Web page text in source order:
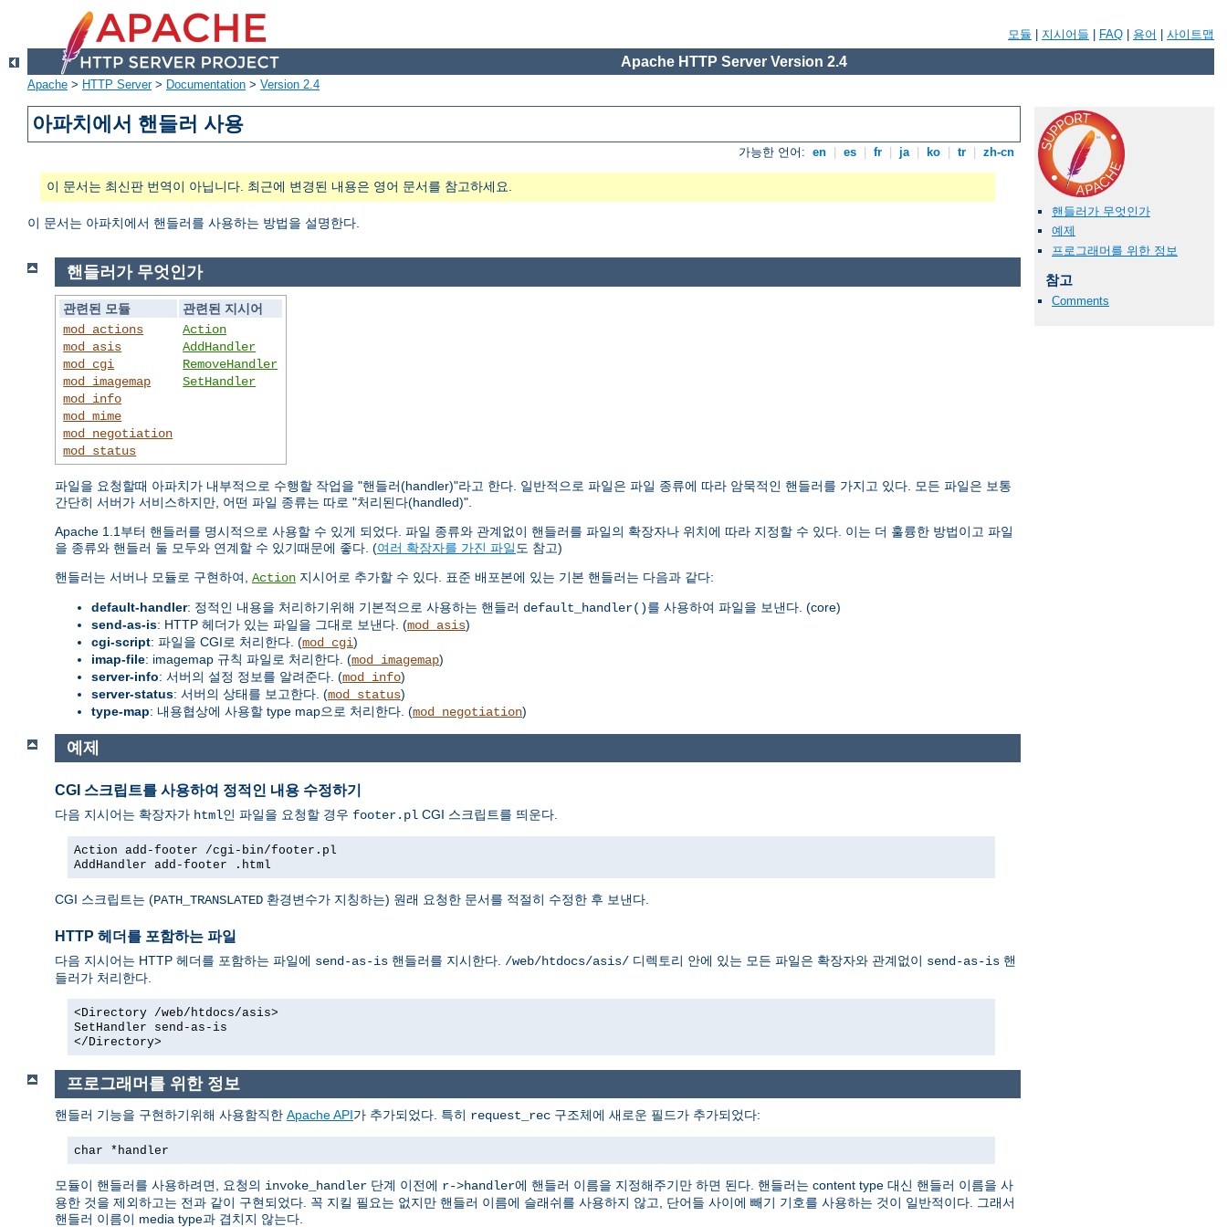
모듈 지시어들 FAQ 용어 사이트맵
Apache HTTP Server Version 2.4
Apache > HTTP Server> Documentation > Version 2.4
아파치에서 핸들러 사용
가능한 언어: en es fr ja ko tr zh-cn
이 문서는 최신판 번역이 아닙니다. 최근에 변경된 내용은 영어 문서를 참고하세요.
이 문서는 아파치에서 핸들러를 사용하는 방법을 설명한다.
핸들러가 무엇인가
예제
프로그래머를 위한 정보
참고
Comments
핸들러가 무엇인가
관련된 모듈
관련된 지시어
mod_actions
mod_asis
mod_cgi
mod_imagemap
mod_info
mod_mime
mod_negotiation
mod_status
Action
AddHandler
RemoveHandler
SetHandler
파일을 요청할때 아파치가 내부적으로 수행할 작업을 "핸들러(handler)"라고 한다. 일반적으로 파일은 파일 종류에 따라 암묵적인 핸들러를 가지고 있다. 모든 파일은 보통
간단히 서버가 서비스하지만, 어떤 파일 종류는 따로 "처리된다(handled)".
Apache 1.1부터 핸들러를 명시적으로 사용할 수 있게 되었다. 파일 종류와 관계없이 핸들러를 파일의 확장자나 위치에 따라 지정할 수 있다. 이는 더 훌륭한 방법이고 파일
을 종류와 핸들러 둘 모두와 연계할 수 있기때문에 좋다. (여러 확장자를 가진 파일 도 참고)
핸들러는 서버나 모듈로 구현하여, Action 지시어로 추가할 수 있다. 표준 배포본에 있는 기본 핸들러는 다음과 같다:
default-handler: 정적인 내용을 처리하기위해 기본적으로 사용하는 핸들러 default_handler()를 사용하여 파일을 보낸다. (core)
send-as-is: HTTP 헤더가 있는 파일을 그대로 보낸다. (mod_asis)
cgi-script: 파일을 CGI로 처리한다. (mod_cgi)
imap-file: imagemap 규칙 파일로 처리한다. (mod_imagemap)
server-info: 서버의 설정 정보를 알려준다. (mod_info)
server-status: 서버의 상태를 보고한다. (mod_status)
type-map: 내용협상에 사용할 type map으로 처리한다. (mod_negotiation)
예제
CGI 스크립트를 사용하여 정적인 내용 수정하기
다음 지시어는 확장자가 html인 파일을 요청할 경우 footer.pl CGI 스크립트를 띄운다.
Action add-footer /cgi-bin/footer.pl
AddHandler add-footer .html
CGI 스크립트는 (PATH_TRANSLATED 환경변수가 지칭하는) 원래 요청한 문서를 적절히 수정한 후 보낸다.
HTTP 헤더를 포함하는 파일
다음 지시어는 HTTP 헤더를 포함하는 파일에 send-as-is 핸들러를 지시한다. /web/htdocs/asis/ 디렉토리 안에 있는 모든 파일은 확장자와 관계없이 send-as-is 핸
들러가 처리한다.
<Directory /web/htdocs/asis>
SetHandler send-as-is
</Directory>
프로그래머를 위한 정보
핸들러 기능을 구현하기위해 사용함직한 Apache API가 추가되었다. 특히 request_rec 구조체에 새로운 필드가 추가되었다:
char *handler
모듈이 핸들러를 사용하려면, 요청의 invoke_handler 단계 이전에 r->handler에 핸들러 이름을 지정해주기만 하면 된다. 핸들러는 content type 대신 핸들러 이름을 사
용한 것을 제외하고는 전과 같이 구현되었다. 꼭 지킬 필요는 없지만 핸들러 이름에 슬래쉬를 사용하지 않고, 단어들 사이에 빼기 기호를 사용하는 것이 일반적이다. 그래서
핸들러 이름이 media type과 겹치지 않는다.